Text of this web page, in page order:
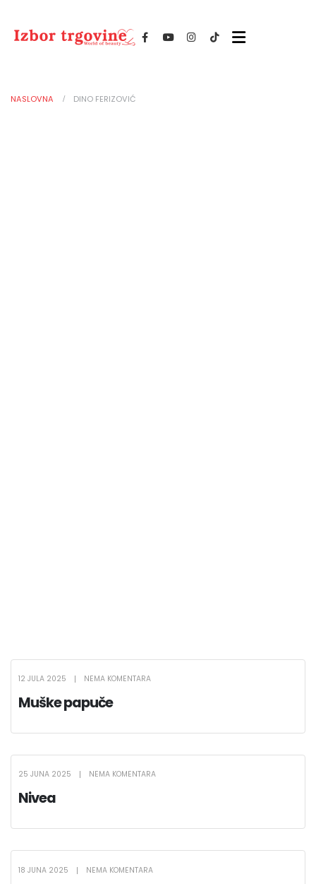
NASLOVNA DINO FERIZOVIĆ
12 JULA 2025 NEMA KOMENTARA
Muške papuče
25 JUNA 2025 NEMA KOMENTARA
Nivea
18 JUNA 2025 NEMA KOMENTARA